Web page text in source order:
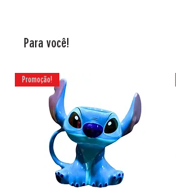
Para você!
Promoção!